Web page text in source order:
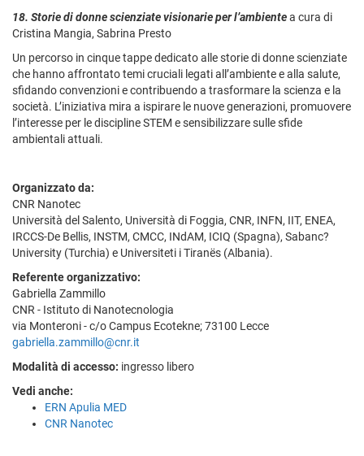
18. Storie di donne scienziate visionarie per l’ambientea cura di
Cristina Mangia, Sabrina Presto
Un percorso in cinque tappe dedicato alle storie di donne scienziate
che hanno affrontato temi cruciali legati all’ambiente e alla salute,
sfidando convenzioni e contribuendo a trasformare la scienza e la
società. L’iniziativa mira a ispirare le nuove generazioni, promuovere
l’interesse per le discipline STEM e sensibilizzare sulle sfide
ambientali attuali.
Organizzato da:
CNR Nanotec
Università del Salento, Università di Foggia, CNR, INFN, IIT, ENEA,
IRCCS-De Bellis, INSTM, CMCC, INdAM, ICIQ (Spagna), Sabanc?
University (Turchia) e Universiteti i Tiranës (Albania).
Referente organizzativo:
Gabriella Zammillo
CNR - Istituto di Nanotecnologia
via Monteroni - c/o Campus Ecotekne; 73100 Lecce
gabriella.zammillo@cnr.it
Modalità di accesso: ingresso libero
Vedi anche:
ERN Apulia MED
CNR Nanotec